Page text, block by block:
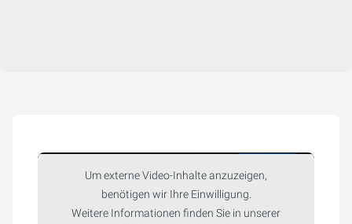
Um externe Video-Inhalte anzuzeigen,
benötigen wir Ihre Einwilligung.
Weitere Informationen finden Sie in unserer